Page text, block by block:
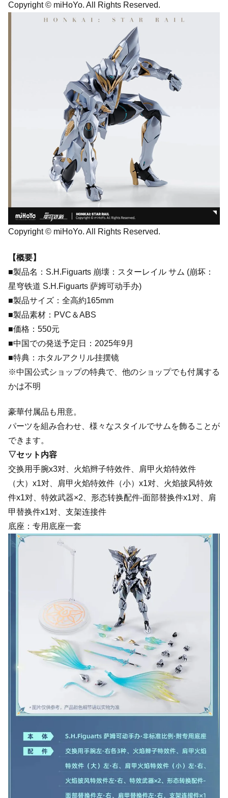
Copyright © miHoYo. All Rights Reserved.
Copyright © miHoYo. All Rights Reserved.
【概要】
■製品名：S.H.Figuarts 崩壊：スターレイル サム (崩坏：
星穹铁道 S.H.Figuarts 萨姆可动手办)
■製品サイズ：全高約165mm
■製品素材：PVC＆ABS
■価格：550元
■中国での発送予定日：2025年9月
■特典：ホタルアクリル挂摆镜
※中国公式ショップの特典で、他のショップでも付属する
かは不明
豪華付属品も用意。
パーツを組み合わせ、様々なスタイルでサムを飾ることが
できます。
▽セット内容
交换用手腕x3对、火焰辫子特效件、肩甲火焰特效件
（大）x1对、肩甲火焰特效件（小）x1对、火焰披风特效
件x1对、特效武器×2、形态转换配件-面部替换件x1对、肩
甲替换件x1对、支架连接件
底座：专用底座一套